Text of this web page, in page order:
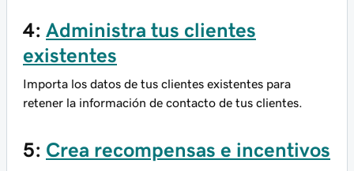
4: Administra tus clientes
existentes
Importa los datos de tus clientes existentes para
retener la información de contacto de tus clientes.
5: Crea recompensas e incentivos